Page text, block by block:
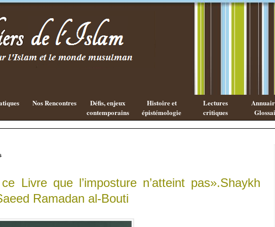
Nos Rencontres
Défis, enjeux
contemporains
Histoire et
épistémologie
Lectures
critiques
Livre que l’imposture n’atteint pas».Shaykh
Ramadan al-Bouti